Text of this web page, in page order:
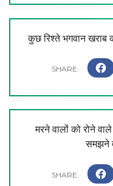
कुछ रिश्ते भगवान खराब
मरने वालों को रोने
समझने